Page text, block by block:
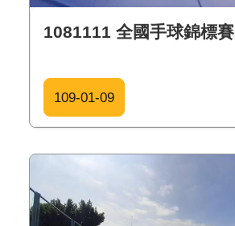
1081111 全國手球錦標賽
109-01-09